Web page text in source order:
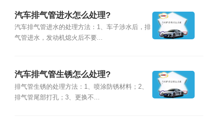
汽车排气管进水怎么处理?
汽车排气管进水的处理方法：1、车子涉水后，排
气管进水，发动机熄火后不要...
汽车排气管生锈怎么处理?
排气管生锈的处理方法：1、喷涂防锈材料；2、
排气管尾部打孔；3、更换不...